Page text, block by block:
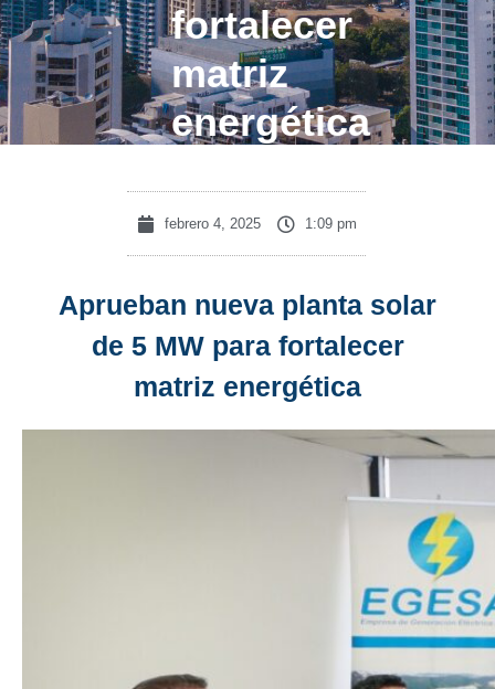
fortalecer
matriz
energética
febrero 4, 2025 1:09 pm
Aprueban nueva planta solar
de 5 MW para fortalecer
matriz energética